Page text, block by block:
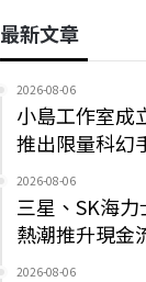
最新文章
2026-08-06
小島工作室成
推出限量科幻
2026-08-06
三星、SK海
熱潮推升現金
2026-08-06